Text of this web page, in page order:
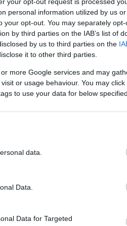
your opt-out request is processed
personal information utilized by us
your opt-out. You may separately
by third parties on the IAB’s list of
by us to third parties on the
it to other third parties.
more Google services and may
or usage behaviour. You may
to use your data for below
data.
Data.
Data for Targeted
Új Holnapos Légyottok pedig
nyújtanak a beérkező
sorozata szerkesztőjének
ill. teremtett hőseiket
és Rossini szerzeményeit
Nemzeti Színház Déryné-
éves, esetleg épp Rossini,
vagy hírtelen
tartasz elmondani róla."
Attila, Debreczeny György,
Barna, Nagy Zsuka, Nemes
és Turczi István írásai mellett
képeit közöljük.